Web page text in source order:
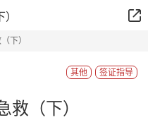
下）
签证指导
其他
（下）